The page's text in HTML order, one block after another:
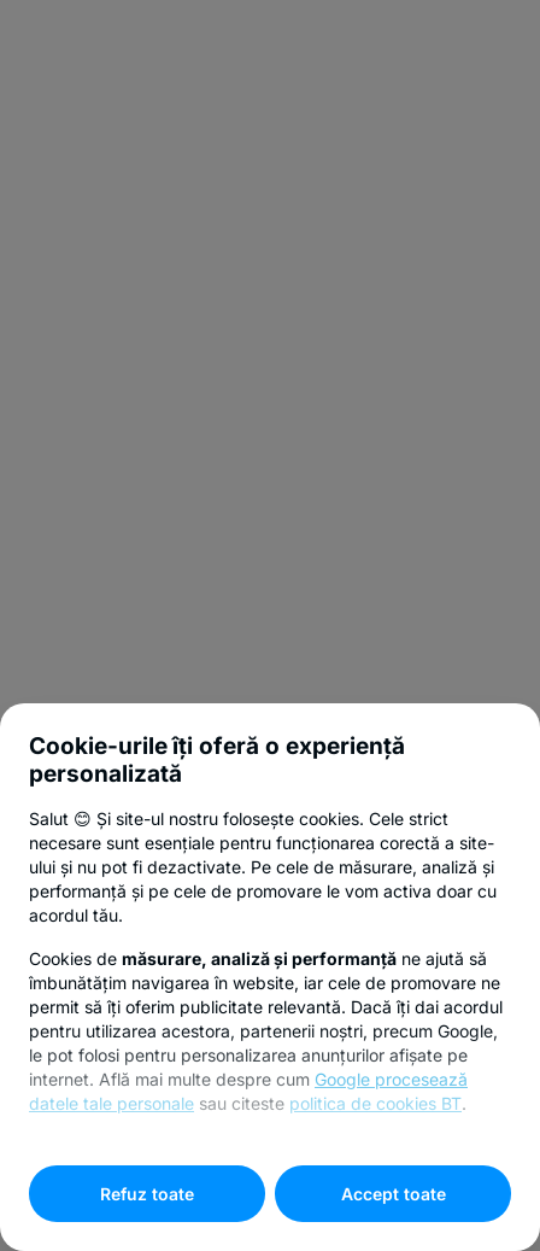
Cookie-urile îți oferă o experiență
personalizată
Salut 😊 Și site-ul nostru folosește cookies. Cele strict
necesare sunt esențiale pentru funcționarea corectă a site-
ului și nu pot fi dezactivate. Pe cele de măsurare, analiză și
performanță și pe cele de promovare le vom activa doar cu
acordul tău.
Cookies de măsurare, analiză și performanță ne ajută să
îmbunătățim navigarea în website, iar cele de promovare ne
permit să îți oferim publicitate relevantă. Dacă îți dai acordul
pentru utilizarea acestora, partenerii noștri, precum Google,
le pot folosi pentru personalizarea anunțurilor afișate pe
internet. Află mai multe despre cum Google procesează
datele tale personale sau citeste politica de cookies BT.
cookies"
Refuz toate
Accept toate